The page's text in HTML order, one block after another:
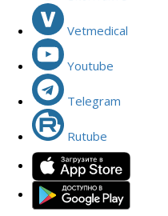
Vetmedical
Youtube
Telegram
Rutube